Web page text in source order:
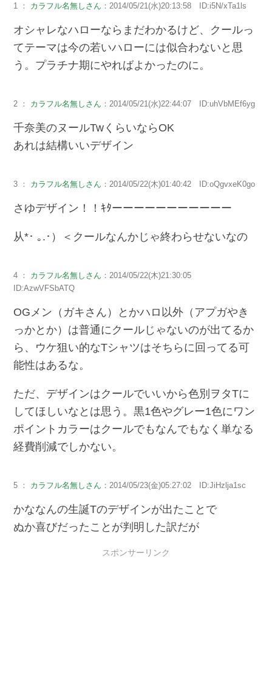
1 ： カラフル名無しさん ：2014/05/21(水)20:13:58 ID:i5N/xTa1ls
オシャレなハローならまだわかるけど、クールっ
てテーマは今の若いハローには似合わないと思
う。プラチナ期にやればよかったのに。
2 ： カラフル名無しさん ：2014/05/21(水)22:44:07 ID:uhVbMEf6yg
千奈美のヌールTwくらいならOK
あれは結構いいデザイン
3 ： カラフル名無しさん ：2014/05/22(木)01:40:42 ID:oQgvxeK0go
さゆデザイン！！ｷﾀーーーーーーーーーーー
从*･ ｡.･）＜クールなんかじゃ終わらせないなの
4 ： カラフル名無しさん ：2014/05/22(木)21:30:05
ID:AzwVFSbATQ
OGメン（ガキさん）とかハロ以外（アプガやき
っかとか）は普通にクールじゃないのが出てるか
ら、ウケ狙い的なTシャツはそちらに回ってる可
能性はあるな。
ただ、デザインはクールでいいから色別ヲタTに
してほしいなとは思う。黒1色やグレー1色にワン
ポイントカラーはクールでもなんでもなく単なる
経費削減でしかない。
5 ： カラフル名無しさん ：2014/05/23(金)05:27:02 ID:JiHzlja1sc
かななんの生誕Tのデザインが出たことで
ぬか喜びだったことが判明した訳だが
スポンサーリンク